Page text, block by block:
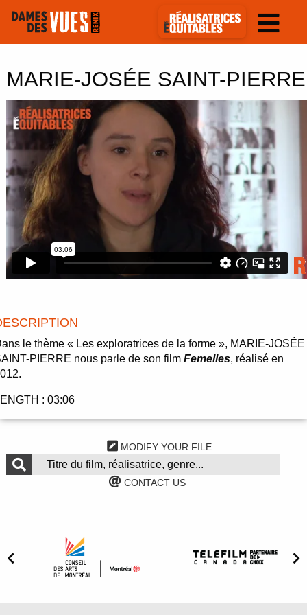
MARIE-JOSÉE SAINT-PIERRE
le thème « Les exploratrices de la forme », MARIE-JOSÉE
PIERRE nous parle de son filmFemelles, réalisé en
: 03:06
MODIFY YOUR FILE
CONTACT US